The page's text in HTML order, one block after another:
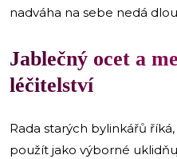
nadváha na sebe nedá
Jablečný ocet a
léčitelství
Rada starých bylinkářů
použít jako výborné